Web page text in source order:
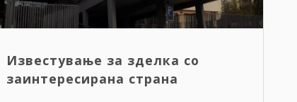
Известување за зделка со
заинтересирана страна